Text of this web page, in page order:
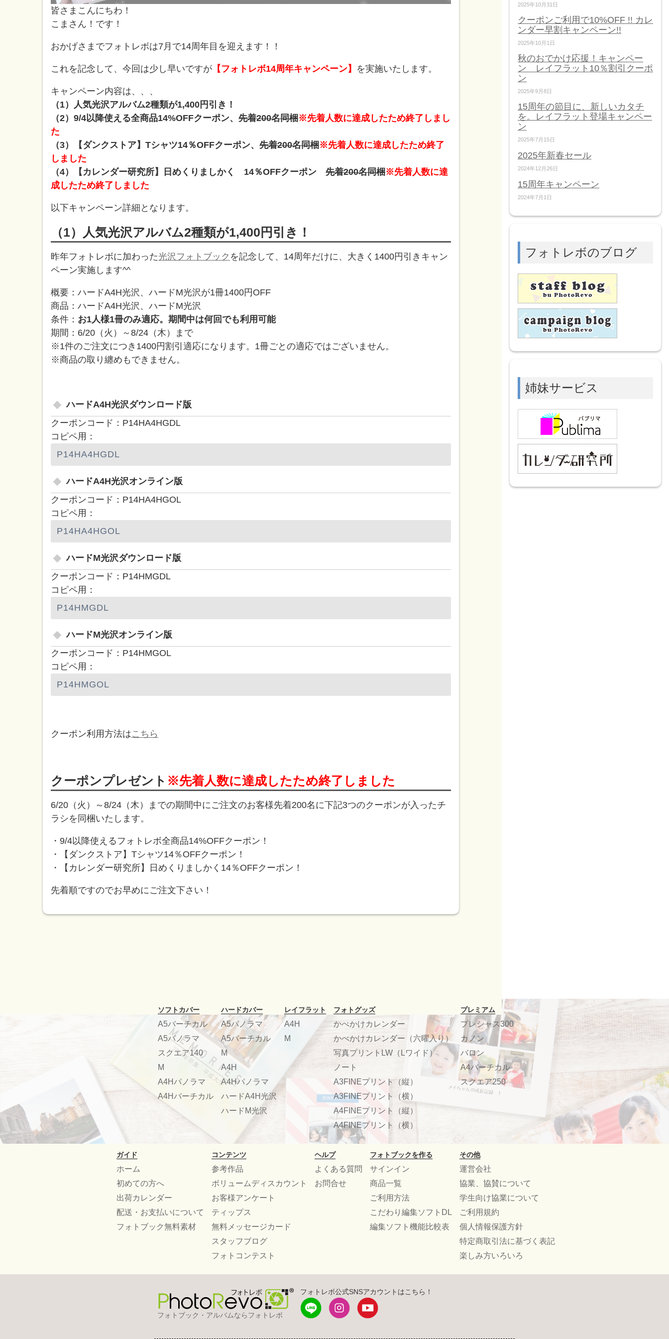
皆さまこんにちわ！
こまさん！です！
おかげさまでフォトレボは7月で14周年目を迎えます！！
これを記念して、今回は少し早いですが 【フォトレボ14周年キャンペーン】 を実施いたします。
キャンペーン内容は、、、
（1）人気光沢アルバム2種類が1,400円引き！
（2）9/4以降使える全商品14%OFFクーポン、 先着200名同梱※先着人数に達成したため終了しまし
た
（3）【ダンクストア】Tシャツ14％OFFクーポン、 先着200名同梱※先着人数に達成したため終了
しました
（4）【カレンダー研究所】日めくりましかく 14％OFFクーポン 先着200名同梱※先着人数に達
成したため終了しました
以下キャンペーン詳細となります。
（1）人気光沢アルバム2種類が1,400円引き！
昨年フォトレボに加わった光沢フォトブック を記念して、14周年だけに、大きく1400円引きキャン
ペーン実施します^^
概要：ハードA4H光沢、ハードM光沢が1冊1400円OFF
商品：ハードA4H光沢、ハードM光沢
条件： お1人様1冊のみ適応。期間中は何回でも利用可能
期間：6/20（火）～8/24（木）まで
※1件のご注文につき1400円割引適応になります。1冊ごとの適応ではございません。
※商品の取り纏めもできません。
ハードA4H光沢ダウンロード版
クーポンコード：P14HA4HGDL
コピペ用：
ハードA4H光沢オンライン版
クーポンコード：P14HA4HGOL
コピペ用：
ハードM光沢ダウンロード版
クーポンコード：P14HMGDL
コピペ用：
ハードM光沢オンライン版
クーポンコード：P14HMGOL
コピペ用：
クーポン利用方法はこちら
クーポンプレゼント ※先着人数に達成したため終了しました
6/20（火）～8/24（木）までの期間中にご注文のお客様先着200名に下記3つのクーポンが入ったチ
ラシを同梱いたします。
・9/4以降使えるフォトレボ全商品14%OFFクーポン！
・【ダンクストア】Tシャツ14％OFFクーポン！
・【カレンダー研究所】日めくりましかく14％OFFクーポン！
先着順ですのでお早めにご注文下さい！
2025年10月31日
クーポンご利用で10%OFF !! カレ
ンダー早割キャンペーン!!
2025年10月1日
秋のおでかけ応援！キャンペー
ン レイフラット10％割引クーポ
ン
2025年9月8日
15周年の節目に、新しいカタチ
を。レイフラット登場キャンペー
ン
2025年7月15日
2025年新春セール
2024年12月26日
15周年キャンペーン
2024年7月1日
フォトレボのブログ
姉妹サービス
ソフトカバー
A5バーチカル
A5パノラマ
スクエア140
M
A4Hパノラマ
A4Hバーチカル
ハードカバー
A5パノラマ
A5バーチカル
M
A4H
A4Hパノラマ
ハードA4H光沢
ハードM光沢
レイフラット
A4H
M
フォトグッズ
かべかけカレンダー
かべかけカレンダー（六曜入り）
写真プリントLW（Lワイド）
ノート
A3FINEプリント（縦）
A3FINEプリント（横）
A4FINEプリント（縦）
A4FINEプリント（横）
プレミアム
プレシャス300
カノン
バロン
A4バーチカル
スクエア250
ガイド
ホーム
初めての方へ
出荷カレンダー
配送・お支払いについて
フォトブック無料素材
コンテンツ
参考作品
ボリュームディスカウント
お客様アンケート
ティップス
無料メッセージカード
スタッフブログ
フォトコンテスト
ヘルプ
よくある質問
お問合せ
フォトブックを作る
サインイン
商品一覧
ご利用方法
こだわり編集ソフトDL
編集ソフト機能比較表
その他
運営会社
協業、協賛について
学生向け協業について
ご利用規約
個人情報保護方針
特定商取引法に基づく表記
楽しみ方いろいろ
フォトブック・アルバムならフォトレボ
フォトレボ公式SNSアカウントはこちら！